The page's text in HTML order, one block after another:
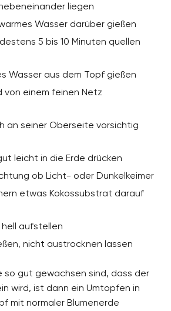
liegen
Wasser darüber gießen
5 bis 10 Minuten quellen
Wasser aus dem Topf gießen
von einem feinen Netz
an seiner Oberseite vorsichtig
leicht in die Erde drücken
ob Licht- oder Dunkelkeimer
etwas Kokossubstrat darauf
aufstellen
nicht austrocknen lassen
so gut gewachsen sind, dass der
wird, ist dann ein Umtopfen in
mit normaler Blumenerde